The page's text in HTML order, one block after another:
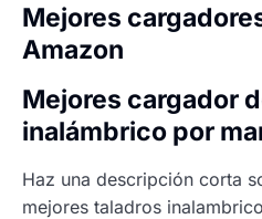
Mejores
Amazon
Mejores cargador
inalámbrico por
Haz una descripción corta
mejores taladros